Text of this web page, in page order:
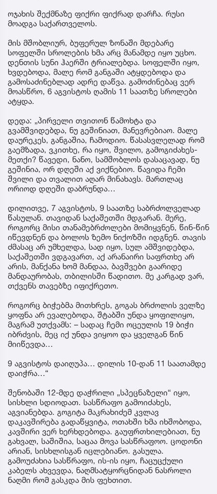
ოჯახის შექმნაზე ფიქრი ფიქრად დარჩა. რუსი
მოადგა საქართველოს.
მის მშობლიურ, ბუფერულ ზონაში მდებარე
სოფელში სროლების ხმა არც მანამდე იყო უცხო.
დენთის სუნი ჰაერში ტრიალებდა. სოფელში იყო,
ხვდებოდა, მალე რომ განგაში ატყდებოდა და
გამოსაძინებლად ადრე დაწვა. გამოძინებაც ვერ
მოასწრო, 6 აგვისტოს ღამის 11 საათზე სროლები
ატყდა.
დედა: „პირველი თვითონ წამოხტა და
გვამშვიდებდა, ნუ გეშინიათ, მანევრებიაო. მალე
დაურეკეს, განგაშია, ჩამოდიო. წასასვლელად რომ
გაემზადა, ვკითხე, რა იყო, შვილო, გამოგიძახეს-
მეთქი? წავედი, ნანო, სამშობლოს დასაცავად, ნუ
გეშინია, ორ დღეში აქ ვიქნებიო. წავიდა ჩემი
შვილი და თვალით აღარ მინახავს. მართლაც
ორიოდ დღეში დაბრუნდა…
დილითვე, 7 აგვისტოს, 9 საათზე საბრძოლველად
წასულან. თავიდან საქაშეთში მდგარან. მერე,
როგორც მისი თანამებრძოლები მომიყვნენ, წინ-წინ
იწევდნენ და ბოლოს ზემო ნიქოზში იდგნენ. თავის
ძმასაც არ უმხელდა, სად იყო, სულ ამშვიდებდა,
საქაშეთში ვდგავართ, აქ არანაირი საფრთხე არ
არის, მანქანა ხომ მანდაა, ბავშვები გაარიდე
მანდაურობას, თბილისში წადითო. მე კარგად ვარ,
თქვენს თავებზე იფიქრეთო.
როგორც ბიჭებმა მითხრეს, გოგას ბრძოლის ველზე
ყოფნა არ ევალებოდა, შტაბში უნდა ყოფილიყო,
მაგრამ უთქვამს: – სადაც ჩემი ოცეულის 19 ბიჭი
იბრძვის, მეც იქ უნდა ვიყოო და ყველგან წინ
მიიწევდა…
9 აგვისტოს დაიღუპა… დილის 10-დან 11 საათამდე
დაიჭრა…“
შენობაში 12-მდე დაჭრილი „სპეცნაზელი“ იყო,
სისხლი სდიოდათ. სასწრაფო გამოიძახეს,
აგვიანებდა. გოგიტა მაკრახიძემ კვლავ
დაკავშირება გადაწყვიტა, ოთახში ხმა იხშობოდა,
კავშირი ვერ ხერხდებოდა. გაუფრთხილებიათ, ნუ
გახვალ, საშიშია, საცაა მოვა სასწრაფოო. ცოდონი
არიან, სისხლისგან იცლებიანო. გასულა.
გამოუძახია სასწრაფო, ის-ის იყო, ჩაცუცქული
კაბელს ახვევდა, ნაღმსატყორცნიდან ნასროლი
ნაღმი რომ გასკდა მის ფეხთით.